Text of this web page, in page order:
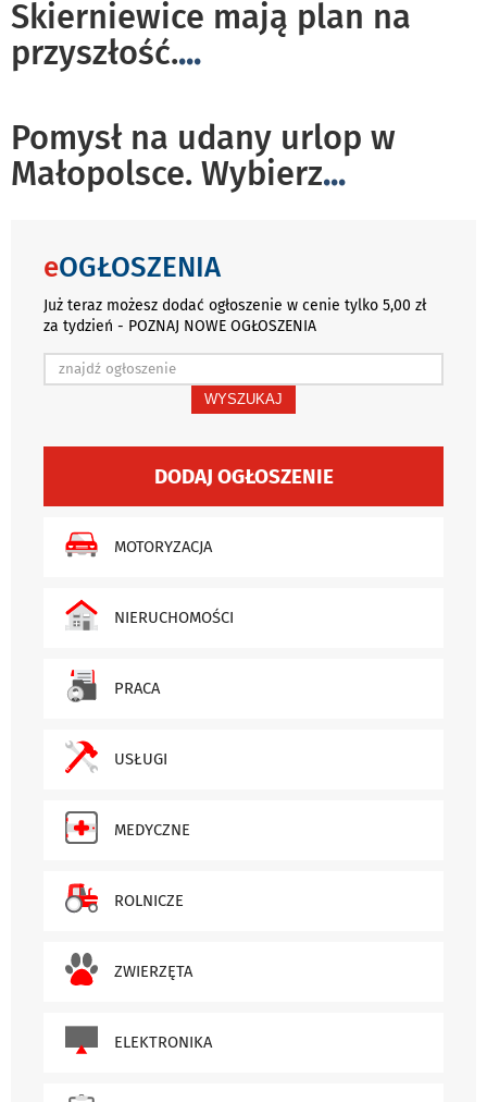
Skierniewice mają plan na
przyszłość....
Pomysł na udany urlop w
Małopolsce. Wybierz...
eOGŁOSZENIA
Już teraz możesz dodać ogłoszenie w cenie tylko 5,00 zł
za tydzień - POZNAJ NOWE OGŁOSZENIA
WYSZUKAJ
DODAJ OGŁOSZENIE
MOTORYZACJA
NIERUCHOMOŚCI
PRACA
USŁUGI
MEDYCZNE
ROLNICZE
ZWIERZĘTA
ELEKTRONIKA